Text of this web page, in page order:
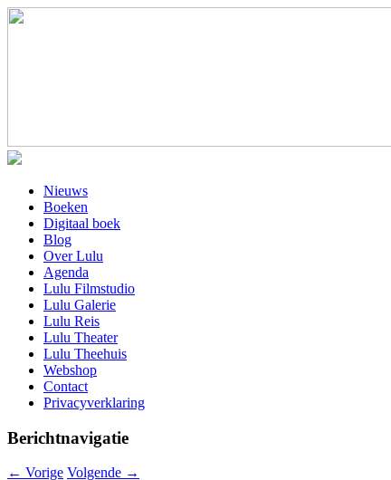
Nieuws
Boeken
Digitaal boek
Blog
Over Lulu
Agenda
Lulu Filmstudio
Lulu Galerie
Lulu Reis
Lulu Theater
Lulu Theehuis
Webshop
Contact
Privacyverklaring
Berichtnavigatie
← Vorige Volgende →